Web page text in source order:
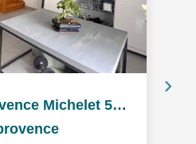
Maison Salon De Provence Michelet 5 pièces 93 m2 jardin et...